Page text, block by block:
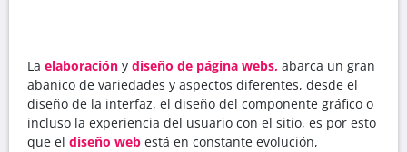
La elaboración y diseño de página webs, abarca un gran
abanico de variedades y aspectos diferentes, desde el
diseño de la interfaz, el diseño del componente gráfico o
incluso la experiencia del usuario con el sitio, es por esto
que el diseño web está en constante evolución,